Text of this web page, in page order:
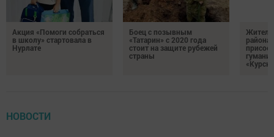
Акция «Помоги собраться
в школу» стартовала в
Нурлате
Боец с позывным
«Татарин» с 2020 года
стоит на защите рубежей
страны
района
НОВОСТИ